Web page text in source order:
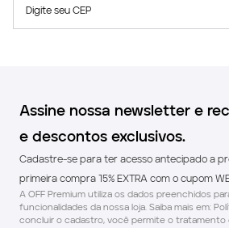
Digite seu CEP
Assine nossa newsletter e
e descontos exclusivos.
Cadastre-se para ter acesso antecipado a
primeira compra 15% EXTRA com o cupom
A OFF Premium utiliza os dados preenchidos
funcionalidades da nossa loja. Saiba mais em:
concluir o cadastro, você permite o tratamento